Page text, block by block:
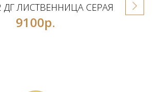
ДГ ЛИСТВЕННИЦА СЕРАЯ
9100р.